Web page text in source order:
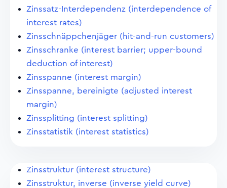
Zinssatz-Interdependenz (interdependence of
interest rates)
Zinsschnäppchenjäger (hit-and-run customers)
Zinsschranke (interest barrier; upper-bound
deduction of interest)
Zinsspanne (interest margin)
Zinsspanne, bereinigte (adjusted interest
margin)
Zinssplitting (interest splitting)
Zinsstatistik (interest statistics)
Zinsstruktur (interest structure)
Zinsstruktur, inverse (inverse yield curve)